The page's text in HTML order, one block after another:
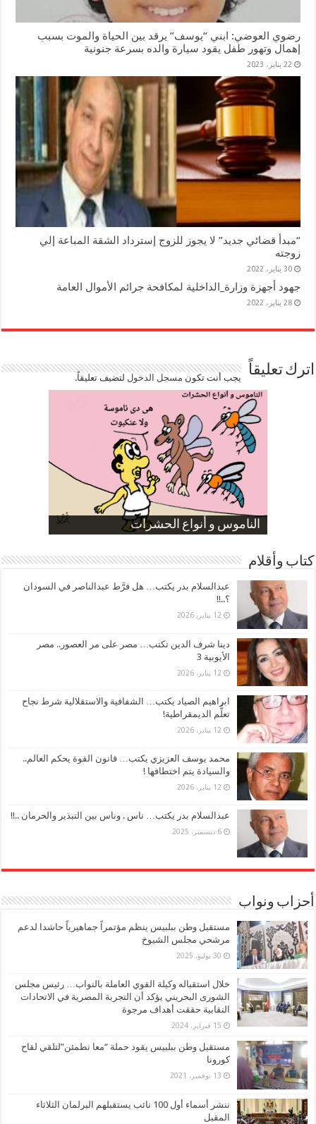
رضوي العوضي: ابني “يوسف” يرقد بين الحياة والموت بسبب
إهمال وتهور طفل يقود سيارة والده بسرعة جنونية
22 يناير، 2023
“مبدأ قضائي جديد” لا يجوز للزوج إسترداد الشقة المباعة إلي
زوجته
30 يناير، 2022
جهود أجهزة وزارة_الداخلية لمكافحة جرائم الأموال العامة
28 يناير، 2022
اترك تعليقاً يجب أنت تكون مسجل الدخوللتضيف تعليقاً.
الناموس و أنواع الحشرات
الموظفين بعد ارتفاع الأسعار
ارتفاع نسبة الطلاق في مصر
صورة كاركاتيرية
صورة كاركاتيرية
كتاب وأقلام
عبدالسلام بدر يكتب… هل فرَّط عبدالناصر في السودان
؟..!!
12 يناير، 2026
دينا شرف الدين تكتب… مصر على مر العصور.. مصر
الأيوبية 3
12 يناير، 2026
ابراهيم الصياد يكتب… الشفافية والاستقلالية شرط نجاح
تعلُّم الديمقراطية!
12 يناير، 2026
محمد يوسف العزيزي يكتب… قانون القوة يحكم العالم..
والسيادة يتم اختطافها !
12 يناير، 2026
عبدالسلام بدر يكتب… ناس . وناس بين التبذير والحرمان ..!!
6 ديسمبر، 2025
أحزاب ونواب
مستقبل وطن ببلبيس ينظم مؤتمراً جماهيرياً حاشدا لدعم
مرشحي مجلس الشيوخ
30 يوليو، 2025
خلال استقباله وكيلة القوي العاملة بالنواب… رئيس مجلس
الشورى البحريني يؤكد أن التجربة المصرية في الاتحادات
النقابية حققت أهداف مرجوة
15 فبراير، 2024
مستقبل وطن ببلبيس يقود حملة “معا نطمئن”لتلقي لقاح
كورونا
13 نوفمبر، 2021
ننشر أسماء أول 100 نائب يستقبلهم البرلمان الثلاثاء
المقبل